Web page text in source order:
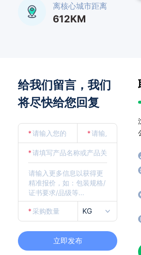
离核心城市距离
612KM
给我们留言，我们
将尽快给您回复
* *
*
* KG
立即发布